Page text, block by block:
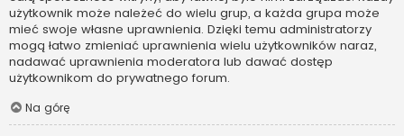
użytkownik może należeć do wielu grup, a każda grupa może
mieć swoje własne uprawnienia. Dzięki temu administratorzy
mogą łatwo zmieniać uprawnienia wielu użytkowników naraz,
nadawać uprawnienia moderatora lub dawać dostęp
użytkownikom do prywatnego forum.
Na górę